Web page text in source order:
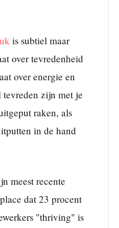
is subtiel maar
over tevredenheid
over energie en
tevreden zijn met je
raken, als
in de hand
meest recente
dat 23 procent
"thriving" is